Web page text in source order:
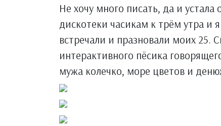
Не хочу много писать, да и
дискотеки часикам к трём утра и
встречали и празновали моих 25.
интерактивного пёсика
мужа колечко, море цветов и